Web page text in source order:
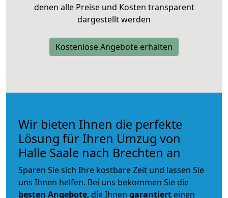
denen alle Preise und Kosten transparent
dargestellt werden
Kostenlose Angebote erhalten
Wir bieten Ihnen die perfekte
Lösung für Ihren Umzug von
Halle Saale nach Brechten an
Sparen Sie sich Ihre kostbare Zeit und lassen Sie
uns Ihnen helfen. Bei uns bekommen Sie die
besten Angebote, die Ihnen garantiert einen